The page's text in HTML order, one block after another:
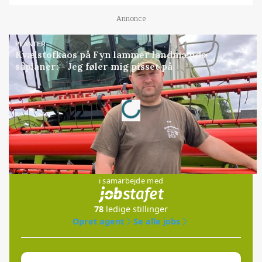
Annonce
PLANTER
Kvælstofkaos på Fyn lammer landmænds
såplaner: - Jeg føler mig pisset på
Annonce
Loading...
Jobs
i samarbejde med
78 ledige stillinger
Opret agent
Se alle jobs